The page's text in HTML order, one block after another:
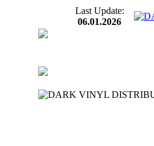
Last Update:
06.01.2026